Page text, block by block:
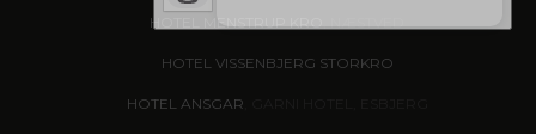
HOTEL MENSTRUP KRO , NÆSTVED
HOTEL VISSENBJERG STORKRO
HOTEL ANSGAR